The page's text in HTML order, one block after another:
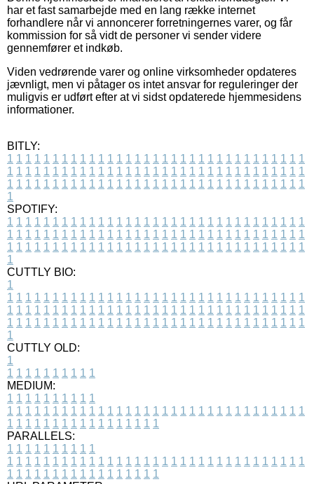
har et fast samarbejde med en lang række internet
forhandlere når vi annoncerer forretningernes varer, og får
kommission for så vidt de personer vi sender videre
gennemfører et indkøb.
Viden vedrørende varer og online virksomheder opdateres
jævnligt, men vi påtager os intet ansvar for reguleringer der
muligvis er udført efter at vi sidst opdaterede hjemmesidens
informationer.
BITLY:
1 1 1 1 1 1 1 1 1 1 1 1 1 1 1 1 1 1 1 1 1 1 1 1 1 1 1 1 1 1 1 1 1
1 1 1 1 1 1 1 1 1 1 1 1 1 1 1 1 1 1 1 1 1 1 1 1 1 1 1 1 1 1 1 1 1
1 1 1 1 1 1 1 1 1 1 1 1 1 1 1 1 1 1 1 1 1 1 1 1 1 1 1 1 1 1 1 1 1
1
SPOTIFY:
1 1 1 1 1 1 1 1 1 1 1 1 1 1 1 1 1 1 1 1 1 1 1 1 1 1 1 1 1 1 1 1 1
1 1 1 1 1 1 1 1 1 1 1 1 1 1 1 1 1 1 1 1 1 1 1 1 1 1 1 1 1 1 1 1 1
1 1 1 1 1 1 1 1 1 1 1 1 1 1 1 1 1 1 1 1 1 1 1 1 1 1 1 1 1 1 1 1 1
1
CUTTLY BIO:
1
1 1 1 1 1 1 1 1 1 1 1 1 1 1 1 1 1 1 1 1 1 1 1 1 1 1 1 1 1 1 1 1 1
1 1 1 1 1 1 1 1 1 1 1 1 1 1 1 1 1 1 1 1 1 1 1 1 1 1 1 1 1 1 1 1 1
1 1 1 1 1 1 1 1 1 1 1 1 1 1 1 1 1 1 1 1 1 1 1 1 1 1 1 1 1 1 1 1 1
1
CUTTLY OLD:
1
1 1 1 1 1 1 1 1 1 1
MEDIUM:
1 1 1 1 1 1 1 1 1 1
1 1 1 1 1 1 1 1 1 1 1 1 1 1 1 1 1 1 1 1 1 1 1 1 1 1 1 1 1 1 1 1 1
1 1 1 1 1 1 1 1 1 1 1 1 1 1 1 1 1
PARALLELS:
1 1 1 1 1 1 1 1 1 1
1 1 1 1 1 1 1 1 1 1 1 1 1 1 1 1 1 1 1 1 1 1 1 1 1 1 1 1 1 1 1 1 1
1 1 1 1 1 1 1 1 1 1 1 1 1 1 1 1 1